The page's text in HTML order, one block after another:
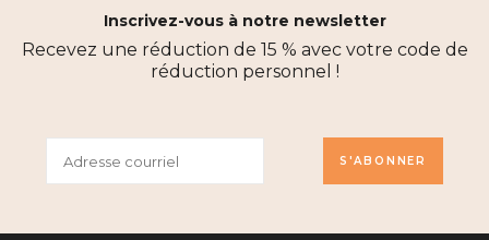
Inscrivez-vous à notre newsletter
Recevez une réduction de 15 % avec votre code de
réduction personnel !
S'ABONNER